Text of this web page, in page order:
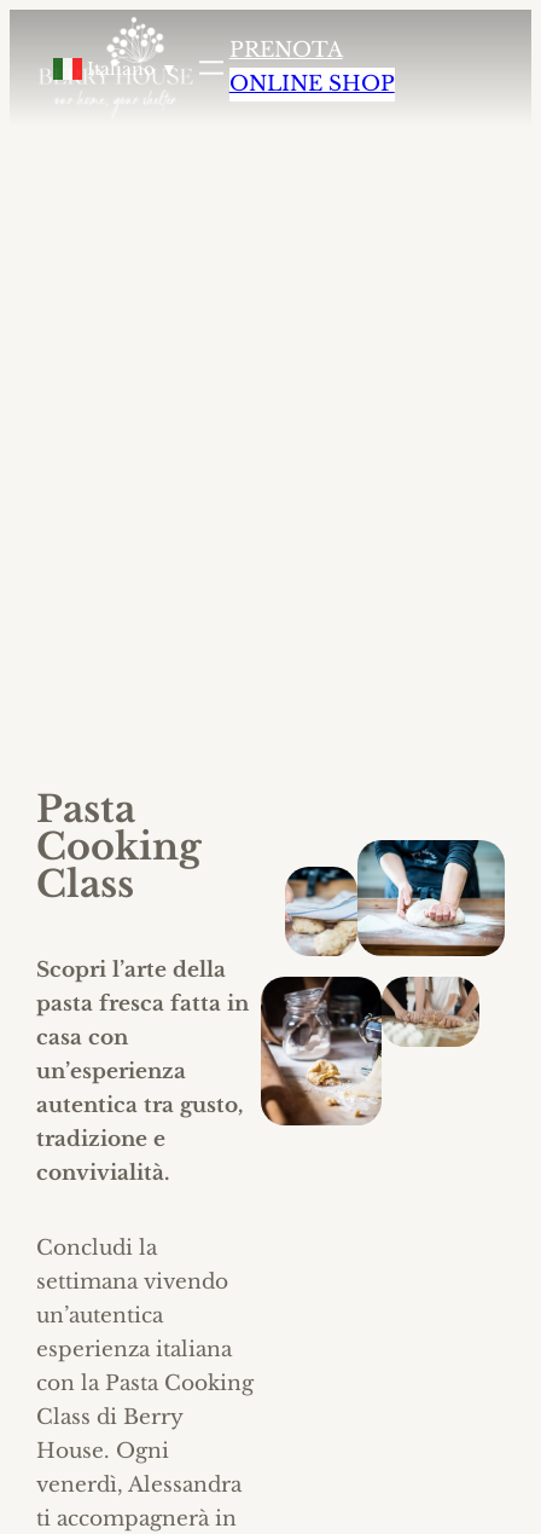
agriturismo altopiano della vigolana
PRENOTA
ONLINE SHOP
Pasta
Cooking
Class
Scopri l’arte della
pasta fresca fatta in
casa con
un’esperienza
autentica tra gusto,
tradizione e
convivialità.
Concludi la
settimana vivendo
un’autentica
esperienza italiana
con la Pasta Cooking
Class di Berry
House. Ogni
venerdì, Alessandra
ti accompagnerà in
Italiano ▼